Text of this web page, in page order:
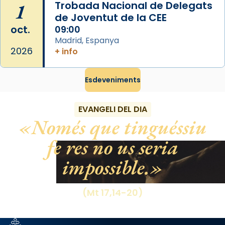
1
oct.
2026
Trobada Nacional de Delegats
de Joventut de la CEE
09:00
Madrid, Espanya
+ info
Esdeveniments
EVANGELI DEL DIA
Només que tinguéssiu
fe res no us seria
impossible.
(Mt 17,14-20)